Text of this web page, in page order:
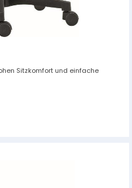
Sitzkomfort und einfache